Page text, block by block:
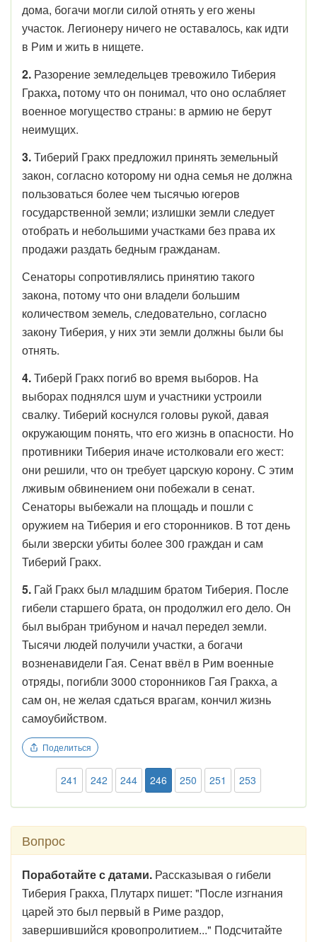
дома, богачи могли силой отнять у его жены
участок. Легионеру ничего не оставалось, как идти
в Рим и жить в нищете.
2. Разорение земледельцев тревожило Тиберия
Гракха, потому что он понимал, что оно ослабляет
военное могущество страны: в армию не берут
неимущих.
3.Тиберий Гракх предложил принять земельный
закон, согласно которому ни одна семья не должна
пользоваться более чем тысячью югеров
государственной земли; излишки земли следует
отобрать и небольшими участками без права их
продажи раздать бедным гражданам.
Сенаторы сопротивлялись принятию такого
закона, потому что они владели большим
количеством земель, следовательно, согласно
закону Тиберия, у них эти земли должны были бы
отнять.
4.Тиберй Гракх погиб во время выборов. На
выборах поднялся шум и участники устроили
свалку. Тиберий коснулся головы рукой, давая
окружающим понять, что его жизнь в опасности. Но
противники Тиберия иначе истолковали его жест:
они решили, что он требует царскую корону. С этим
лживым обвинением они побежали в сенат.
Сенаторы выбежали на площадь и пошли с
оружием на Тиберия и его сторонников. В тот день
были зверски убиты более 300 граждан и сам
Тиберий Гракх.
5. Гай Гракх был младшим братом Тиберия. После
гибели старшего брата, он продолжил его дело. Он
был выбран трибуном и начал передел земли.
Тысячи людей получили участки, а богачи
возненавидели Гая. Сенат ввёл в Рим военные
отряды, погибли 3000 сторонников Гая Гракха, а
сам он, не желая сдаться врагам, кончил жизнь
самоубийством.
Поделиться
241 242 244 246 250 251 253
Вопрос
Поработайте с датами. Рассказывая о гибели
Тиберия Гракха, Плутарх пишет: "После изгнания
царей это был первый в Риме раздор,
завершившийся кровопролитием..." Подсчитайте